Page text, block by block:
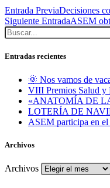
Entrada PreviaDecisiones
Siguiente EntradaASEM
Entradas recientes
🌞 Nos vamos de
VIII Premios Salud y
«ANATOMÍA DE
LOTERÍA DE
ASEM participa en el
Archivos
Archivos